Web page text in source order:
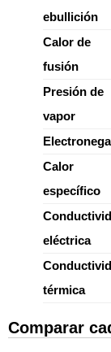
ebullición
Calor de
fusión
Presión de
vapor
Calor
específico
eléctrica
térmica
Comparar